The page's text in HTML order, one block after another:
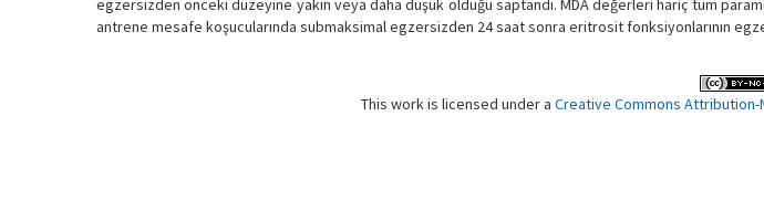
egzersizden önceki düzeyine yakın veya daha düşük olduğu saptandı. MDA değerleri hariç tüm
antrene mesafe koşucularında submaksimal egzersizden 24 saat sonra eritrosit fonksiyonlarının
This work is licensed under a Creative Commons Attribution-